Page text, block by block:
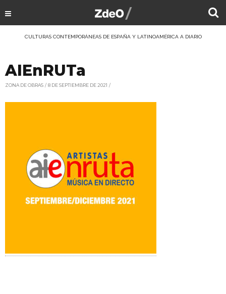
CULTURAS CONTEMPORÁNEAS DE ESPAÑA Y LATINOAMÉRICA A DIARIO
AIEnRUTa
ZONA DE OBRAS 8 DE SEPTIEMBRE DE 2021